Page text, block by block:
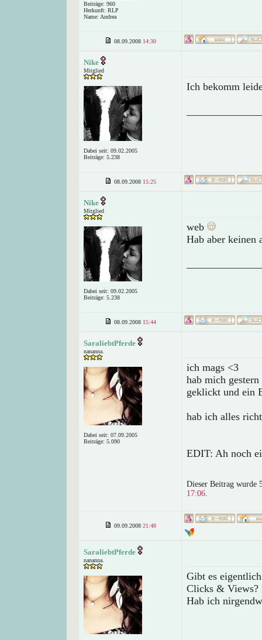
Beiträge: 960
Herkunft: RLP
Name: Andrea
08.09.2008 14:30
Nike
Mitglied
Dabei seit: 09.02.2005
Beiträge: 5.238
Ich bekomm
08.09.2008 15:25
Nike
Mitglied
Dabei seit: 09.02.2005
Beiträge: 5.238
web
Hab aber keinen
08.09.2008 15:44
SaraliebtPferde
nananna.
Dabei seit: 07.09.2005
Beiträge: 5.090
ich mags <3
hab mich
geklickt und ein
hab ich alles
EDIT: Ah noch
Dieser Beitrag wurde
17:06.
09.09.2008 21:48
SaraliebtPferde
nananna.
Gibt es
Clicks & Views?
Hab ich